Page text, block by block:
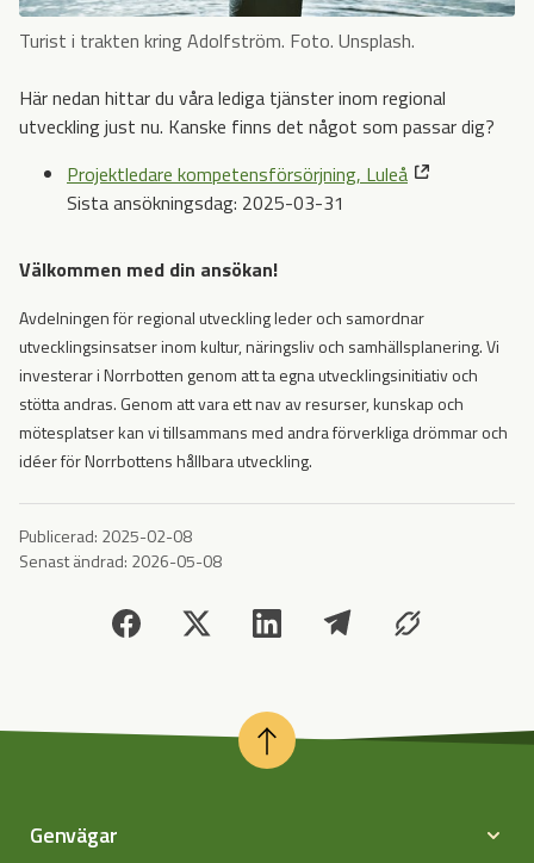
Turist i trakten kring Adolfström. Foto. Unsplash.
Här nedan hittar du våra lediga tjänster inom regional
utveckling just nu. Kanske finns det något som passar dig?
Projektledare kompetensförsörjning, Luleå
Sista ansökningsdag: 2025-03-31
Välkommen med din ansökan!
Avdelningen för regional utveckling leder och samordnar
utvecklingsinsatser inom kultur, näringsliv och samhällsplanering. Vi
investerar i Norrbotten genom att ta egna utvecklingsinitiativ och
stötta andras. Genom att vara ett nav av resurser, kunskap och
mötesplatser kan vi tillsammans med andra förverkliga drömmar och
idéer för Norrbottens hållbara utveckling.
Publicerad: 2025-02-08
Senast ändrad: 2026-05-08
Genvägar